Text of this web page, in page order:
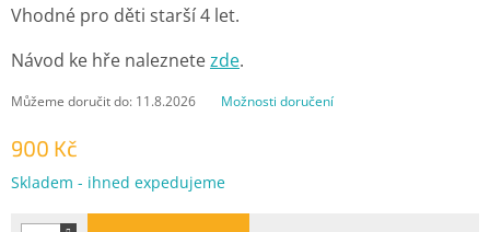
900 Kč
Měrná
Skladem - ihned expedujeme
Můžeme doručit do: 11.8.2026 Možnosti doručení
Vhodné pro děti starší 4 let.
Návod ke hře naleznetezde.